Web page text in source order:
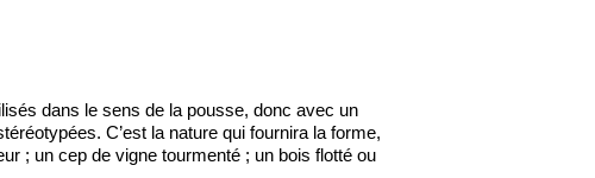
dans le sens de la pousse, donc avec un
C’est la nature qui fournira la forme,
; un cep de vigne tourmenté ; un bois flotté ou